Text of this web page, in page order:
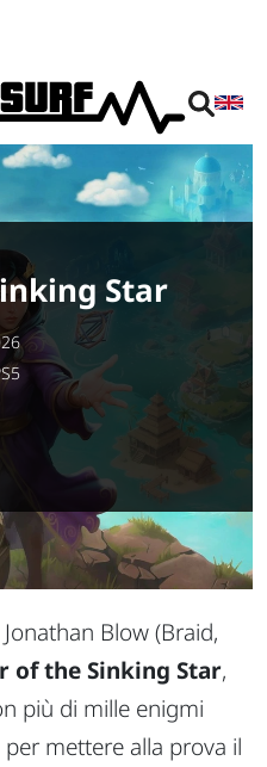
Star
Blow (Braid,
of the Sinking Star,
più di mille enigmi
mettere alla prova il